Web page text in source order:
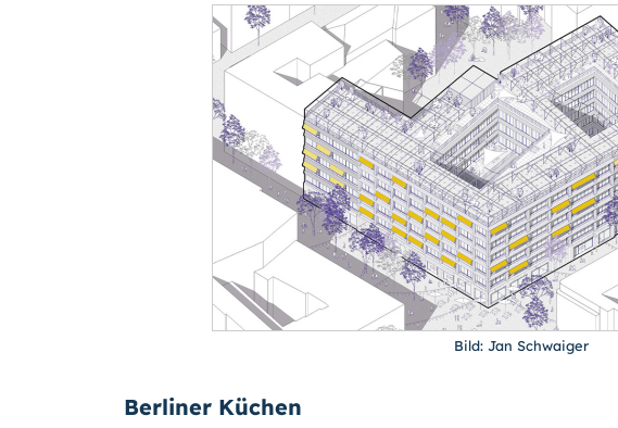
Bild: Jan Schwaiger
Berliner Küchen